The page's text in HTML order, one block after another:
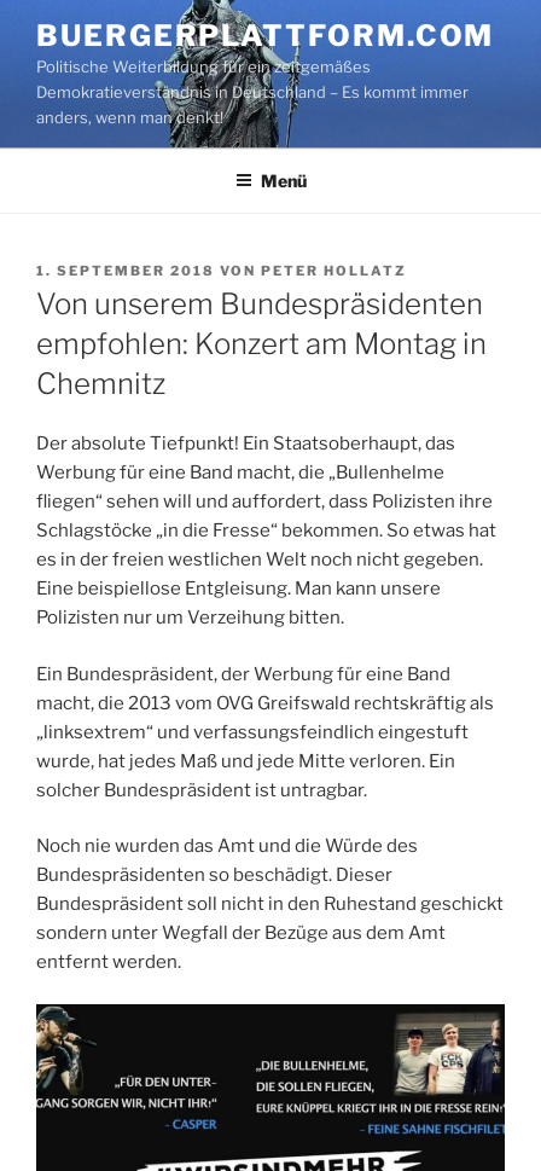
Inhalt
springen
BUERGERPLATTFORM.COM
Politische Weiterbildung für ein zeitgemäßes
Demokratieverständnis in Deutschland – Es kommt immer
anders, wenn man denkt!
Menü
VERÖFFENTLICHT
AM
1. SEPTEMBER 2018 VON PETER HOLLATZ
Von unserem Bundespräsidenten
empfohlen: Konzert am Montag in
Chemnitz
Der absolute Tiefpunkt! Ein Staatsoberhaupt, das
Werbung für eine Band macht, die „Bullenhelme
fliegen“ sehen will und auffordert, dass Polizisten ihre
Schlagstöcke „in die Fresse“ bekommen. So etwas hat
es in der freien westlichen Welt noch nicht gegeben.
Eine beispiellose Entgleisung. Man kann unsere
Polizisten nur um Verzeihung bitten.
Ein Bundespräsident, der Werbung für eine Band
macht, die 2013 vom OVG Greifswald rechtskräftig als
„linksextrem“ und verfassungsfeindlich eingestuft
wurde, hat jedes Maß und jede Mitte verloren. Ein
solcher Bundespräsident ist untragbar.
Noch nie wurden das Amt und die Würde des
Bundespräsidenten so beschädigt. Dieser
Bundespräsident soll nicht in den Ruhestand geschickt
sondern unter Wegfall der Bezüge aus dem Amt
entfernt werden.